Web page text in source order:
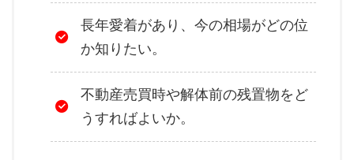
長年愛着があり、今の相場がどの位
か知りたい。
不動産売買時や解体前の残置物をど
うすればよいか。